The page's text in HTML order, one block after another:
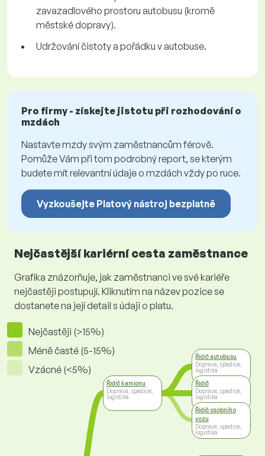
zavazadlového prostoru autobusu (kromě
městské dopravy).
Udržování čistoty a pořádku v autobuse.
Pro firmy - získejte jistotu při rozhodování o
mzdách
Nastavte mzdy svým zaměstnancům férově.
Pomůže Vám při tom podrobný report, se kterým
budete mít relevantní údaje o mzdách vždy po ruce.
Vyzkoušejte Platový nástroj bezplatně
Nejčastější kariérní cesta zaměstnance
Grafika znázorňuje, jak zaměstnanci ve své kariéře
nejčastěji postupují. Kliknutím na název pozice se
dostanete na její detail s údaji o platu.
Nejčastěji (>15%)
Méně časté (5-15%)
Vzácné (<5%)
Řidič kamionu
Doprava, spedice,
logistika
Řidič autobusu
Doprava, spedice,
logistika
Řidič
Doprava, spedice,
logistika
Řidič osobního
vozu
Doprava, spedice,
logistika